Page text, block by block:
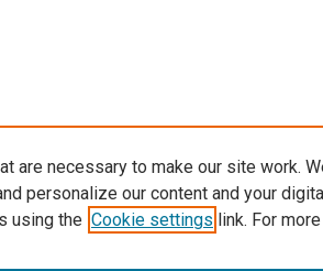
are necessary to make our site work.
personalize our content and your
using the Cookie settings link. For